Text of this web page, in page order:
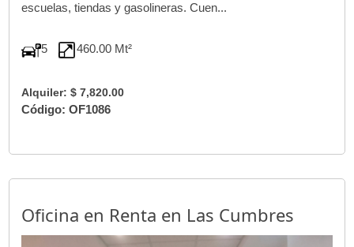
escuelas, tiendas y gasolineras. Cuen...
5 460.00 Mt²
Alquiler: $ 7,820.00
Código: OF1086
Oficina en Renta en Las Cumbres